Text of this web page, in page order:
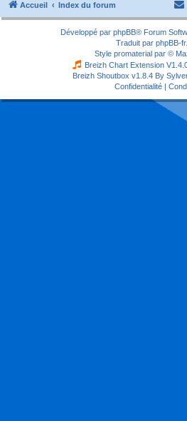
Accueil Index du forum
Développé par phpBB® Forum
Traduit par phpBB-
Style promaterial par ©
Breizh Chart Extension
Breizh Shoutbox v1.8.4 By
Confidentialité|